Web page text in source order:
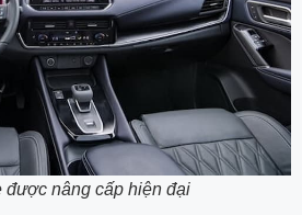
được nâng cấp hiện đại